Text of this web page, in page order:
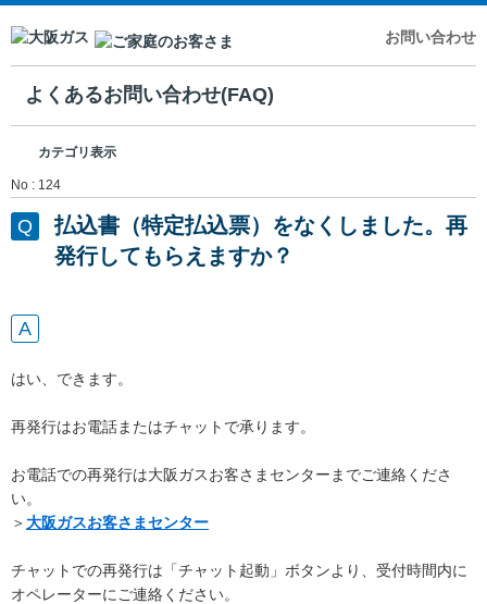
お問い合わせ
よくあるお問い合わせ(FAQ)
カテゴリ表示
No : 124
払込書（特定払込票）をなくしました。再
発行してもらえますか？
はい、できます。
再発行はお電話またはチャットで承ります。
お電話での再発行は大阪ガスお客さまセンターまでご連絡くださ
い。
＞大阪ガスお客さまセンター
チャットでの再発行は「チャット起動」ボタンより、受付時間内に
オペレーターにご連絡ください。